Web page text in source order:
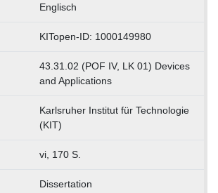
Englisch
KITopen-ID: 1000149980
43.31.02 (POF IV, LK 01) Devices
and Applications
Karlsruher Institut für Technologie
(KIT)
vi, 170 S.
Dissertation